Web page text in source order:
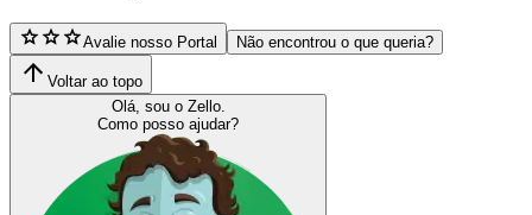
Avalie nosso Portal Não encontrou o que queria?
Voltar ao topo
Olá, sou o Zello.
Como posso ajudar?